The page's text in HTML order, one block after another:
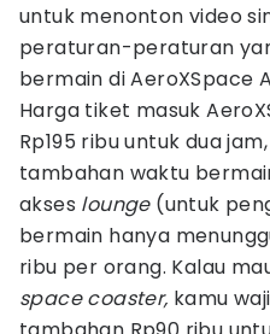
untuk menonton video
peraturan-peraturan
bermain di AeroXSpace
Harga tiket masuk
Rp195 ribu untuk dua
tambahan waktu
akses lounge(untuk
bermain hanya
ribu per orang. Kalau
space coaster, kamu